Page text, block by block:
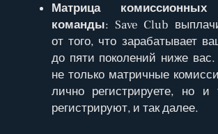
Матрица
команды: Save Club
от того, что зарабатывает
до пяти поколений ниже
не только матричные
лично регистрируете, но и
регистрируют, и так далее.